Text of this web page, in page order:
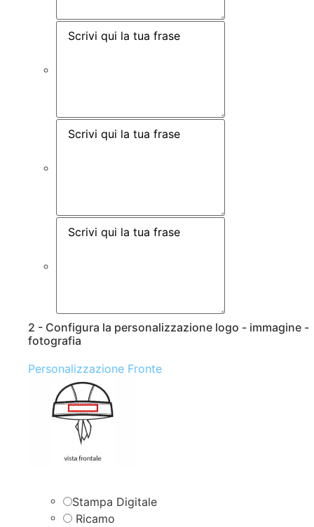
2 - Configura la personalizzazione logo - immagine -
fotografia
Personalizzazione Fronte
Stampa Digitale
Ricamo